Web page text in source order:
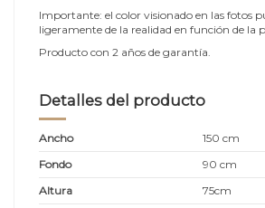
Importante: el color visionado en las fotos
ligeramente de la realidad en función de la
Producto con 2 años de garantía.
Detalles del producto
Ancho
150 cm
Fondo
90 cm
Altura
75cm